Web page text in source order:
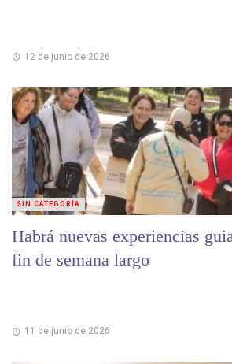
12 de junio de 2026
Habrá nuevas experiencias
fin de semana largo
11 de junio de 2026
SIN CATEGORÍA